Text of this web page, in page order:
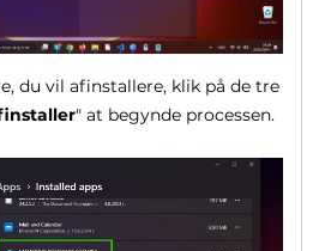
du vil afinstallere, klik på de tre
" at begynde processen.